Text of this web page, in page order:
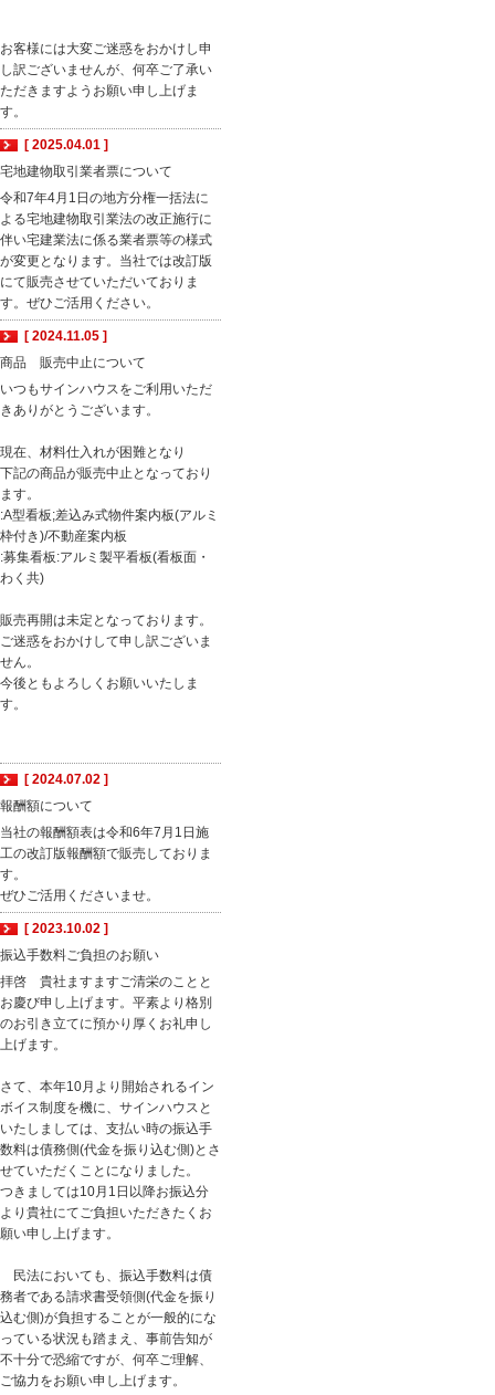
お客様には大変ご迷惑をおかけし申
し訳ございませんが、何卒ご了承い
ただきますようお願い申し上げま
す。
[ 2025.04.01 ]
宅地建物取引業者票について
令和7年4月1日の地方分権一括法に
よる宅地建物取引業法の改正施行に
伴い宅建業法に係る業者票等の様式
が変更となります。当社では改訂版
にて販売させていただいておりま
す。ぜひご活用ください。
[ 2024.11.05 ]
商品 販売中止について
いつもサインハウスをご利用いただ
きありがとうございます。
現在、材料仕入れが困難となり
下記の商品が販売中止となっており
ます。
:A型看板;差込み式物件案内板(アルミ
枠付き)/不動産案内板
:募集看板:アルミ製平看板(看板面・
わく共)
販売再開は未定となっております。
ご迷惑をおかけして申し訳ございま
せん。
今後ともよろしくお願いいたしま
す。
[ 2024.07.02 ]
報酬額について
当社の報酬額表は令和6年7月1日施
工の改訂版報酬額で販売しておりま
す。
ぜひご活用くださいませ。
[ 2023.10.02 ]
振込手数料ご負担のお願い
拝啓 貴社ますますご清栄のことと
お慶び申し上げます。平素より格別
のお引き立てに預かり厚くお礼申し
上げます。
さて、本年10月より開始されるイン
ボイス制度を機に、サインハウスと
いたしましては、支払い時の振込手
数料は債務側(代金を振り込む側)とさ
せていただくことになりました。
つきましては10月1日以降お振込分
より貴社にてご負担いただきたくお
願い申し上げます。
民法においても、振込手数料は債
務者である請求書受領側(代金を振り
込む側)が負担することが一般的にな
っている状況も踏まえ、事前告知が
不十分で恐縮ですが、何卒ご理解、
ご協力をお願い申し上げます。